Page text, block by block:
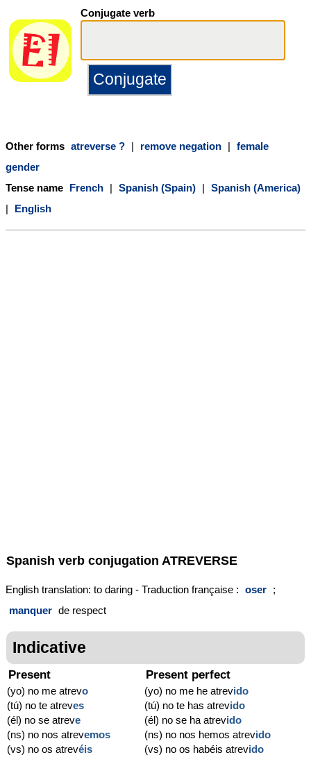
Conjugate verb
Other forms atreverse ? | remove negation | female
gender
Tense name French | Spanish (Spain) | Spanish (America)
|
English
Spanish verb conjugation ATREVERSE
English translation: to daring - Traduction française : oser ;
manquer de respect
Indicative
Present
(yo) no me atrevo
(tú) no te atreves
(él) no se atreve
(ns) no nos atrevemos
(vs) no os atrevéis
Present perfect
(yo) no me he atrevido
(tú) no te has atrevido
(él) no se ha atrevido
(ns) no nos hemos atrevido
(vs) no os habéis atrevido